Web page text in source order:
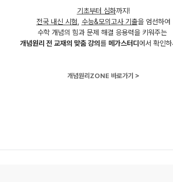
기초부터 심화까지!
전국 내신 시험
수능&모의고사 기출을 엄선하여
수학 개념의 힘과 문제 해결 응용력을 키워주는
개념원리 전 교재의 맞춤 강의 를 메가스터디 에서 확인
개념원리ZONE 바로가기 >